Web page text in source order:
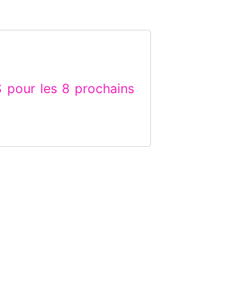
pour les 8 prochains